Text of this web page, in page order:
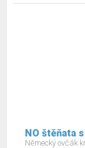
NO štěňata
Německý ovčák